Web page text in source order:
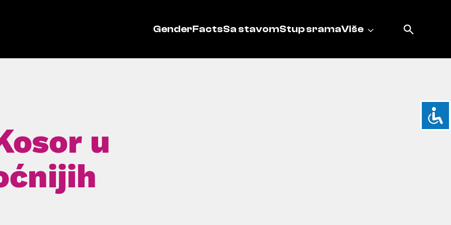
GenderFactsSa stavomStup sramaViše
u